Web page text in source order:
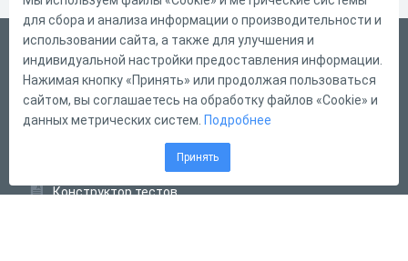
Русский
Справка
Форма обратной связи
Конструктор тестов
для сбора и анализа информации о производительности и
использовании сайта, а также для улучшения и
индивидуальной настройки предоставления информации.
Нажимая кнопку «Принять» или продолжая пользоваться
сайтом, вы соглашаетесь на обработку файлов «Cookie» и
данных метрических систем. Подробнее
Принять